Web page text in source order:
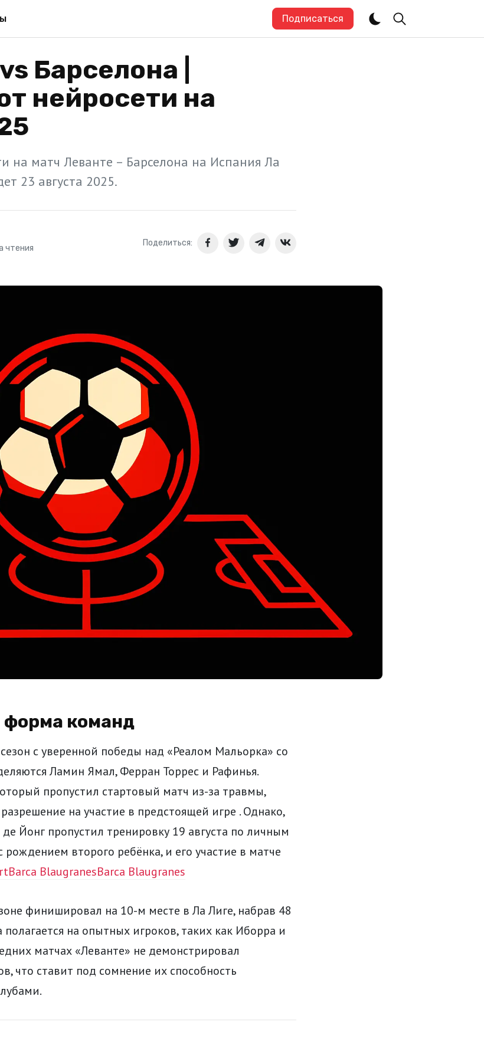
Подписаться
Барселона |
нейросети на
на матч Леванте – Барселона на Испания Ла
23 августа 2025.
чтения
Поделиться:
форма команд
с уверенной победы над «Реалом Мальорка» со
Ламин Ямал, Ферран Торрес и Рафинья.
пропустил стартовый матч из-за травмы,
на участие в предстоящей игре . Однако,
Йонг пропустил тренировку 19 августа по личным
второго ребёнка, и его участие в матче
Barca BlaugranesBarca Blaugranes
финишировал на 10-м месте в Ла Лиге, набрав 48
полагается на опытных игроков, таких как Иборра и
матчах «Леванте» не демонстрировал
что ставит под сомнение их способность